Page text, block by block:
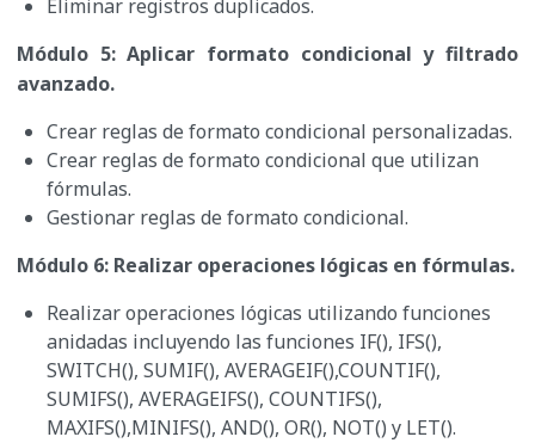
Eliminar registros duplicados.
Módulo 5: Aplicar formato condicional y filtrado
avanzado.
Crear reglas de formato condicional personalizadas.
Crear reglas de formato condicional que utilizan
fórmulas.
Gestionar reglas de formato condicional.
Módulo 6: Realizar operaciones lógicas en fórmulas.
Realizar operaciones lógicas utilizando funciones
anidadas incluyendo las funciones IF(), IFS(),
SWITCH(), SUMIF(), AVERAGEIF(),COUNTIF(),
SUMIFS(), AVERAGEIFS(), COUNTIFS(),
MAXIFS(),MINIFS(), AND(), OR(), NOT() y LET().